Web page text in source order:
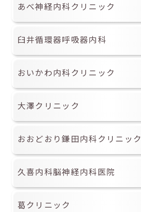
あべ神経内科クリニック
臼井循環器呼吸器内科
おいかわ内科クリニック
大澤クリニック
おおどおり鎌田内科クリニック
久喜内科脳神経内科医院
葛クリニック